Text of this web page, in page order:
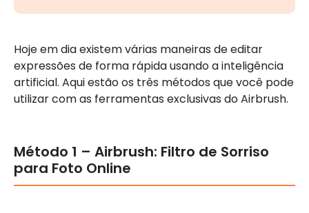
Hoje em dia existem várias maneiras de editar
expressões de forma rápida usando a inteligência
artificial. Aqui estão os três métodos que você pode
utilizar com as ferramentas exclusivas do Airbrush.
Método 1 – Airbrush: Filtro de Sorriso
para Foto Online